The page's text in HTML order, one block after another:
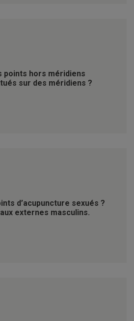
points hors méridiens
sur des méridiens ?
d’acupuncture sexués ?
externes masculins.